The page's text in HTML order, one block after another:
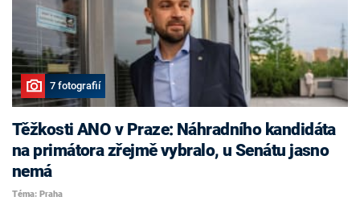
7 fotografií
Těžkosti ANO v Praze: Náhradního kandidáta
na primátora zřejmě vybralo, u Senátu jasno
nemá
Téma: Praha